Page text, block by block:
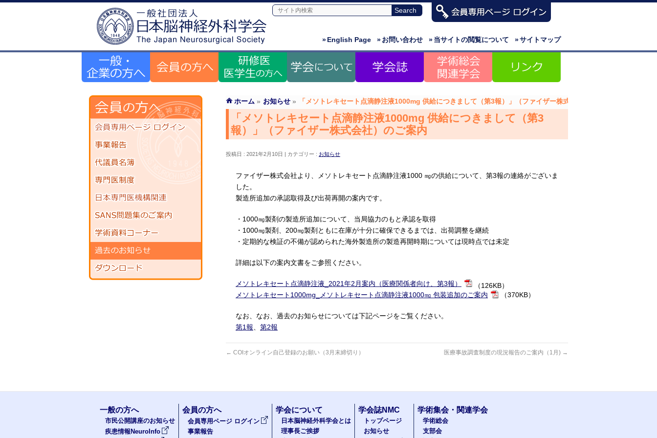
»サイトマップ
»当サイトの閲覧について
»お問い合わせ
»English Page
ホーム » お知らせ » 「メソトレキセート点滴静注液1000mg 供給につきまして（第3報）」（ファイザー株式会社）のご案内
「メソトレキセート点滴静注液1000mg 供給につきまして（第3
報）」（ファイザー株式会社）のご案内
投稿日 : 2021年2月10日 カテゴリー : お知らせ
ファイザー株式会社より、メソトレキセート点滴静注液1000 ㎎の供給について、第3報の連絡がございま
した。
製造所追加の承認取得及び出荷再開の案内です。
・1000㎎製剤の製造所追加について、当局協力のもと承認を取得
・1000㎎製剤、200㎎製剤ともに在庫が十分に確保できるまでは、出荷調整を継続
・定期的な検証の不備が認められた海外製造所の製造再開時期については現時点では未定
詳細は以下の案内文書をご参照ください。
メソトレキセート点滴静注液_2021年2月案内（医療関係者向け、第3報）
（126KB）
メソトレキセート1000mg_メソトレキセート点滴静注液1000㎎ 包装追加のご案内
（370KB）
なお、なお、過去のお知らせについては下記ページをご覧ください。
第1報
第2報
← COIオンライン自己登録のお願い（3月末締切り） 医療事故調査制度の現況報告のご案内（1月) →
一般の方へ
市民公開講座のお知らせ
疾患情報NeuroInfo
会員の方へ
会員専用ページ ログイン
事業報告
学会について
日本脳神経外科学会とは
理事長ご挨拶
学会誌NMC
トップページ
お知らせ
学術集会・関連学会
学術総会
支部会